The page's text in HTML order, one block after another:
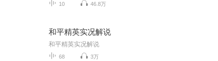
10 46.8万
和平精英实况解说
和平精英实况解说
68 3万